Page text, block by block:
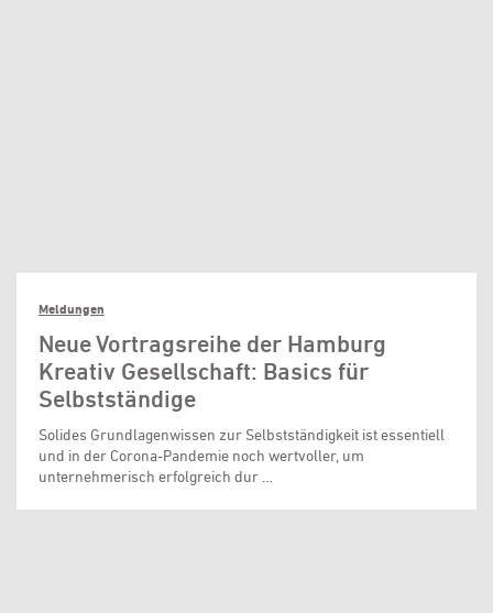
Meldungen
Neue Vortragsreihe der Hamburg
Kreativ Gesellschaft: Basics für
Selbstständige
Solides Grundlagenwissen zur Selbstständigkeit ist essentiell
und in der Corona-Pandemie noch wertvoller, um
unternehmerisch erfolgreich dur …